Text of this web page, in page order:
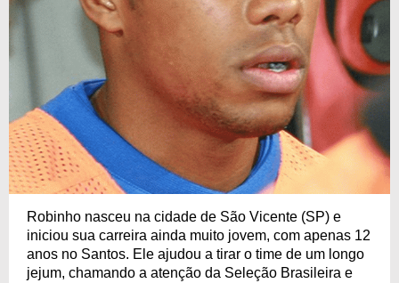
Robinho nasceu na cidade de São Vicente (SP) e
iniciou sua carreira ainda muito jovem, com apenas 12
anos no Santos. Ele ajudou a tirar o time de um longo
jejum, chamando a atenção da Seleção Brasileira e